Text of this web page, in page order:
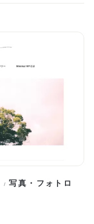
/写真・フォトロ